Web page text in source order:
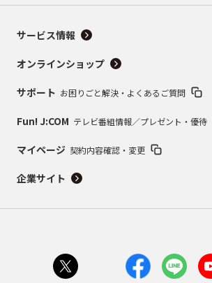
サービス情報
オンラインショップ
サポート お困りごと解決・よくあるご質問
Fun! J:COM テレビ番組情報／プレゼント・優待
マイページ 契約内容確認・変更
企業サイト